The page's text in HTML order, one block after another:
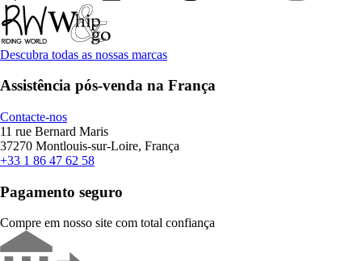
Descubra todas as nossas marcas
Assistência pós-venda na França
Contacte-nos
11 rue Bernard Maris
37270 Montlouis-sur-Loire, França
+33 1 86 47 62 58
Pagamento seguro
Compre em nosso site com total confiança